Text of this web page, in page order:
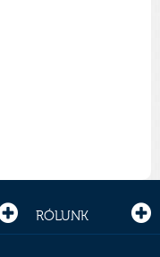
RÓLUNK